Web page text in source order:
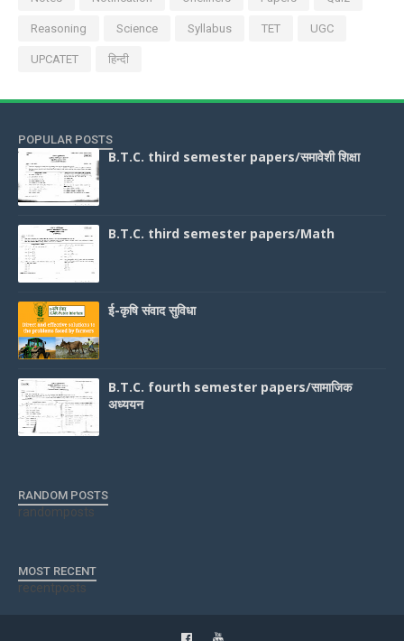
Reasoning Science Syllabus TET UGC
UPCATET हिन्दी
POPULAR POSTS
B.T.C. third semester papers/समावेशी शिक्षा
B.T.C. third semester papers/Math
ई-कृषि संवाद सुविधा
B.T.C. fourth semester papers/सामाजिक
अध्ययन
RANDOM POSTS
randomposts
MOST RECENT
recentposts